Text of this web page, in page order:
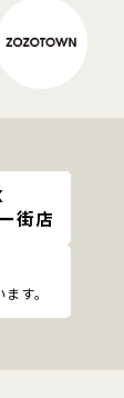
街店
す。